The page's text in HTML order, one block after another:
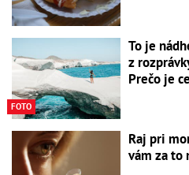
FOTO
To je
z
Prečo je
Raj pri
vám za to